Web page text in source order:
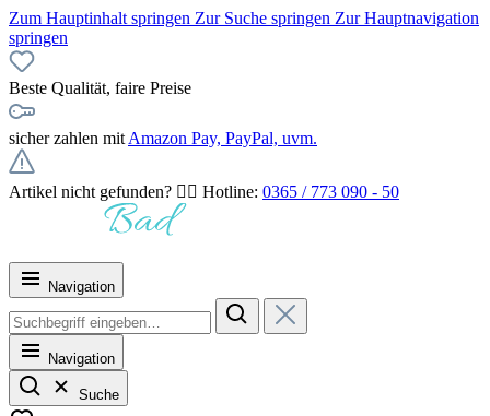
Zum Hauptinhalt springen Zur Suche springen Zur Hauptnavigation
springen
Beste Qualität, faire Preise
sicher zahlen mit Amazon Pay, PayPal, uvm.
Artikel nicht gefunden? 👉🏻 Hotline: 0365 / 773 090 - 50
Navigation
Navigation
Suche